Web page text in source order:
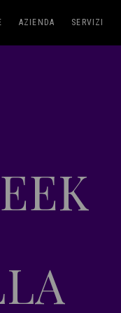
AZIENDA SERVIZI